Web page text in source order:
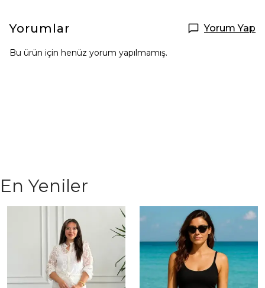
Yorumlar Yorum Yap
Bu ürün için henüz yorum yapılmamış.
En Yeniler